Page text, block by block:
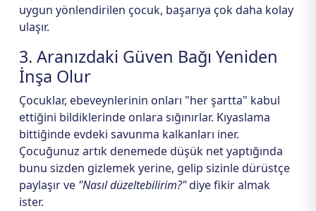
uygun yönlendirilen çocuk, başarıya çok daha kolay
ulaşır.
3. Aranızdaki Güven Bağı Yeniden
İnşa Olur
Çocuklar, ebeveynlerinin onları "her şartta" kabul
ettiğini bildiklerinde onlara sığınırlar. Kıyaslama
bittiğinde evdeki savunma kalkanları iner.
Çocuğunuz artık denemede düşük net yaptığında
bunu sizden gizlemek yerine, gelip sizinle dürüstçe
paylaşır ve "Nasıl düzeltebilirim?"diye fikir almak
ister.